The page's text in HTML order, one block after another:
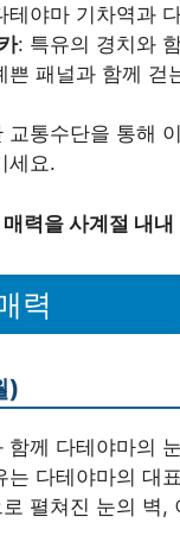
테야마 기차역과
: 특유의 경치와
쁜 패널과 함께 걷
교통수단을 통해
세요.
력을 사계절 내
력
)
함께 다테야마의
는 다테야마의 대
펼쳐진 눈의 벽,